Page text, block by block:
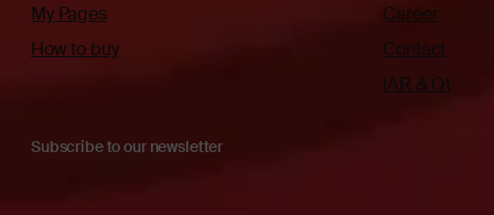
My Pages
How to buy
Career
Contact
IAR & Qt
Subscribe to our newsletter